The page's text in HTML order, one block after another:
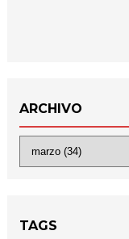
ARCHIVO
TAGS